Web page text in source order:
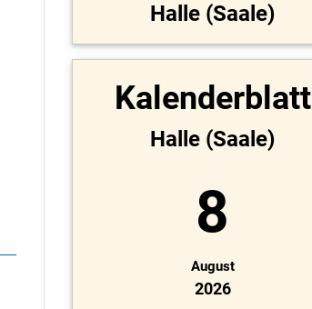
Halle (Saale)
Kalenderblatt
Halle (Saale)
8
August
2026